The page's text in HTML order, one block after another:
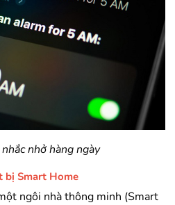
nhở hàng ngày
bị Smart Home
ngôi nhà thông minh (Smart